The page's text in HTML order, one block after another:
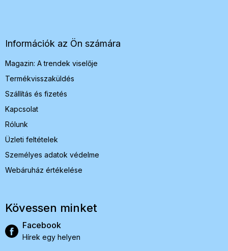
Információk az Ön számára
Magazin: A trendek viselője
Termékvisszaküldés
Szállítás és fizetés
Kapcsolat
Rólunk
Üzleti feltételek
Személyes adatok védelme
Webáruház értékelése
Kövessen minket
Facebook
Hírek egy helyen